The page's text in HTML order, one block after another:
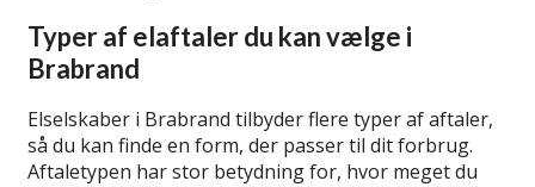
Typer af elaftaler du kan vælge i
Brabrand
Elselskaber i Brabrand tilbyder flere typer af aftaler,
så du kan finde en form, der passer til dit forbrug.
Aftaletypen har stor betydning for, hvor meget du